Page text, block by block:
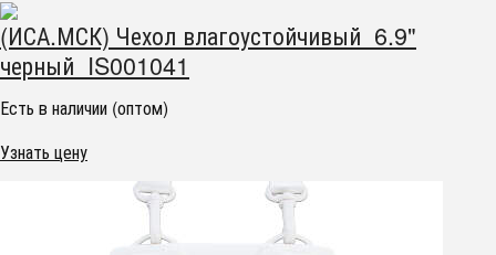
(ИСА.МСК) Чехол влагоустойчивый 6.9"
черный IS001041
Есть в наличии (оптом)
Узнать цену